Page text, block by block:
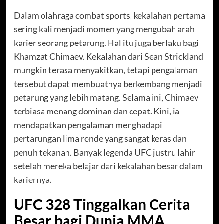
Dalam olahraga combat sports, kekalahan pertama
sering kali menjadi momen yang mengubah arah
karier seorang petarung. Hal itu juga berlaku bagi
Khamzat Chimaev. Kekalahan dari Sean Strickland
mungkin terasa menyakitkan, tetapi pengalaman
tersebut dapat membuatnya berkembang menjadi
petarung yang lebih matang. Selama ini, Chimaev
terbiasa menang dominan dan cepat. Kini, ia
mendapatkan pengalaman menghadapi
pertarungan lima ronde yang sangat keras dan
penuh tekanan. Banyak legenda UFC justru lahir
setelah mereka belajar dari kekalahan besar dalam
kariernya.
UFC 328 Tinggalkan Cerita
Besar bagi Dunia MMA